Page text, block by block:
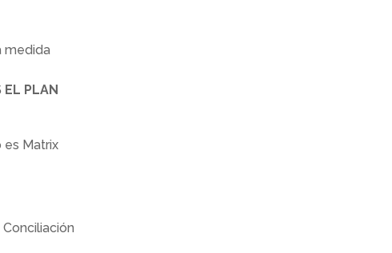
medida
EL PLAN
es Matrix